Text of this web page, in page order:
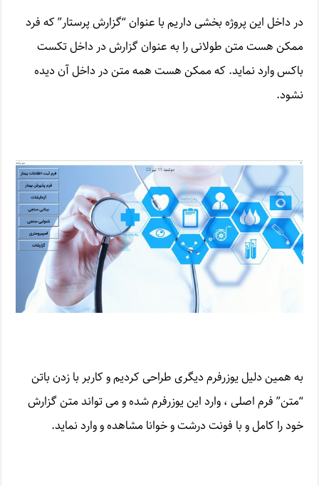
در داخل این پروژه بخشی داریم با عنوان “گزارش پرستار” که فرد
ممکن هست متن طولانی را به عنوان گزارش در داخل تکست
باکس وارد نماید. که ممکن هست همه متن در داخل آن دیده
نشود.
به همین دلیل یوزرفرم دیگری طراحی کردیم و کاربر با زدن باتن
“متن” فرم اصلی ، وارد این یوزرفرم شده و می تواند متن گزارش
خود را کامل و با فونت درشت و خوانا مشاهده و وارد نماید.